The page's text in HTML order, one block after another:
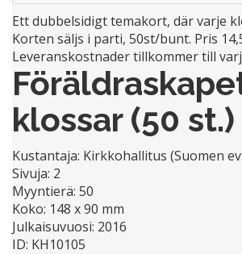
Ett dubbelsidigt temakort, där varje
Korten säljs i parti, 50st/bunt. Pris
Leveranskostnader tillkommer till
klossar (50 st.)
Kustantaja: Kirkkohallitus (Suomen
Sivuja: 2
Myyntierä: 50
Koko: 148 x 90 mm
Julkaisuvuosi: 2016
ID: KH10105